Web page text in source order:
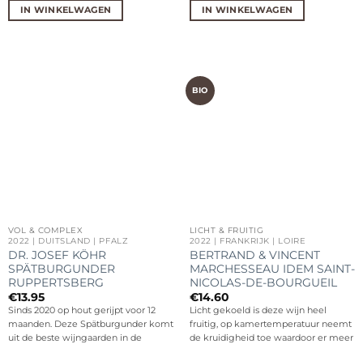
IN WINKELWAGEN IN WINKELWAGEN
VOL & COMPLEX
2022 | DUITSLAND | PFALZ
DR. JOSEF KÖHR
SPÄTBURGUNDER
RUPPERTSBERG
€13.95
Sinds 2020 op hout gerijpt voor 12
maanden. Deze Spätburgunder komt
uit de beste wijngaarden in de
BIO
LICHT & FRUITIG
2022 | FRANKRIJK | LOIRE
BERTRAND & VINCENT
MARCHESSEAU IDEM SAINT-
NICOLAS-DE-BOURGUEIL
€14.60
Licht gekoeld is deze wijn heel
fruitig, op kamertemperatuur neemt
de kruidigheid toe waardoor er meer